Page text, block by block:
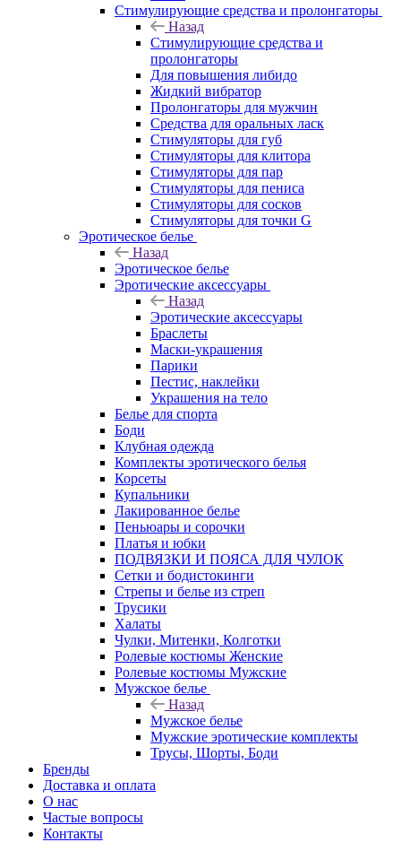
Стимулирующие средства и пролонгаторы
Назад
Стимулирующие средства и
пролонгаторы
Для повышения либидо
Жидкий вибратор
Пролонгаторы для мужчин
Средства для оральных ласк
Стимуляторы для губ
Стимуляторы для клитора
Стимуляторы для пар
Стимуляторы для пениса
Стимуляторы для сосков
Стимуляторы для точки G
Эротическое белье
Назад
Эротическое белье
Эротические аксессуары
Назад
Эротические аксессуары
Браслеты
Маски-украшения
Парики
Пестис, наклейки
Украшения на тело
Белье для спорта
Боди
Клубная одежда
Комплекты эротического белья
Корсеты
Купальники
Лакированное белье
Пеньюары и сорочки
Платья и юбки
ПОДВЯЗКИ И ПОЯСА ДЛЯ ЧУЛОК
Сетки и бодистокинги
Стрепы и белье из стреп
Трусики
Халаты
Чулки, Митенки, Колготки
Ролевые костюмы Женские
Ролевые костюмы Мужские
Мужское белье
Назад
Мужское белье
Мужские эротические комплекты
Трусы, Шорты, Боди
Бренды
Доставка и оплата
О нас
Частые вопросы
Контакты